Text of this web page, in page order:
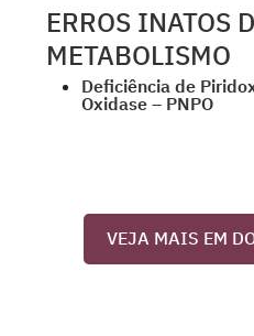
ERROS INATOS
METABOLISMO
Deficiência de
Oxidase – PNPO
VEJA MAIS EM